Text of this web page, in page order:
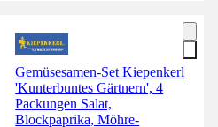
Gemüsesamen-Set Kiepenkerl
'Kunterbuntes Gärtnern', 4
Packungen Salat,
Blockpaprika, Möhre-